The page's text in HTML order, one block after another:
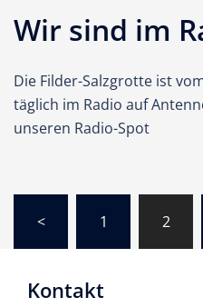
Wir sind im
Die Filder-Salzgrotte ist
täglich im Radio auf
unseren Radio-Spot
< 1 2
Kontakt